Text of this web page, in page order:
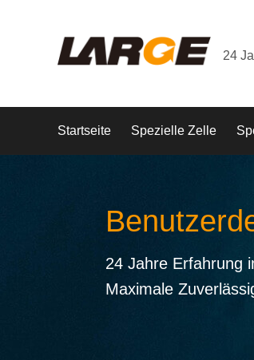
24
Startseite Spezielle Zelle
24 Jahre Erfahrung
Maximale